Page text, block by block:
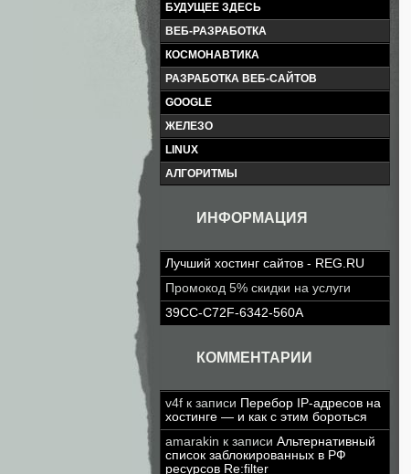
БУДУЩЕЕ ЗДЕСЬ
ВЕБ-РАЗРАБОТКА
КОСМОНАВТИКА
РАЗРАБОТКА ВЕБ-САЙТОВ
GOOGLE
ЖЕЛЕЗО
LINUX
АЛГОРИТМЫ
ИНФОРМАЦИЯ
Лучший хостинг сайтов - REG.RU
Промокод 5% скидки на услуги
39CC-C72F-6342-560A
КОММЕНТАРИИ
v4f к записи Перебор IP-адресов на
хостинге — и как с этим бороться
amarakin к записи Альтернативный
список заблокированных в РФ
ресурсов Re:filter